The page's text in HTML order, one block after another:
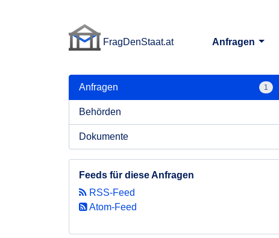
FragDenStaat.at
Anfragen
Anfragen 1
Behörden
Dokumente
Feeds für diese Anfragen
RSS-Feed
Atom-Feed